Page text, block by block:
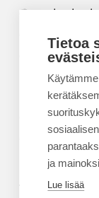
Tietoa
ja
Lue lisää
Epanet
BLOGIT
TILAA